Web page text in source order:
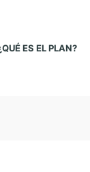
ES EL PLAN?